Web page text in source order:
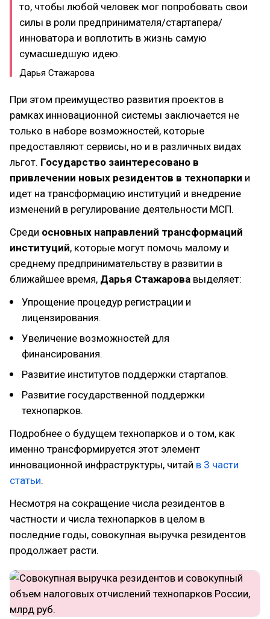
то, чтобы любой человек мог попробовать свои
силы в роли предпринимателя/стартапера/
инноватора и воплотить в жизнь самую
сумасшедшую идею.
Дарья Стажарова
При этом преимущество развития проектов в
рамках инновационной системы заключается не
только в наборе возможностей, которые
предоставляют сервисы, но и в различных видах
льгот. Государство заинтересовано в
привлечении новых резидентов в технопарки и
идет на трансформацию институций и внедрение
изменений в регулирование деятельности МСП.
Среди основных направлений трансформаций
институций, которые могут помочь малому и
среднему предпринимательству в развитии в
ближайшее время, Дарья Стажарова выделяет:
Упрощение процедур регистрации и
лицензирования.
Увеличение возможностей для
финансирования.
Развитие институтов поддержки стартапов.
Развитие государственной поддержки
технопарков.
Подробнее о будущем технопарков и о том, как
именно трансформируется этот элемент
инновационной инфраструктуры, читай в 3 части
статьи.
Несмотря на сокращение числа резидентов в
частности и числа технопарков в целом в
последние годы, совокупная выручка резидентов
продолжает расти.